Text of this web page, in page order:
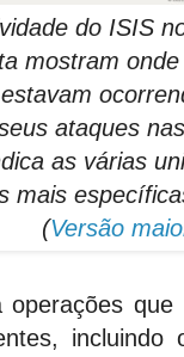
do ISIS
mostram
ataques
as várias
mais
(Versão